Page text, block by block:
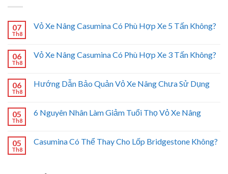
07
Th8
Vỏ Xe Nâng Casumina Có Phù Hợp Xe 5 Tấn Không?
06
Th8
Vỏ Xe Nâng Casumina Có Phù Hợp Xe 3 Tấn Không?
06
Th8
Hướng Dẫn Bảo Quản Vỏ Xe Nâng Chưa Sử Dụng
05
Th8
6 Nguyên Nhân Làm Giảm Tuổi Thọ Vỏ Xe Nâng
05
Th8
Casumina Có Thể Thay Cho Lốp Bridgestone Không?